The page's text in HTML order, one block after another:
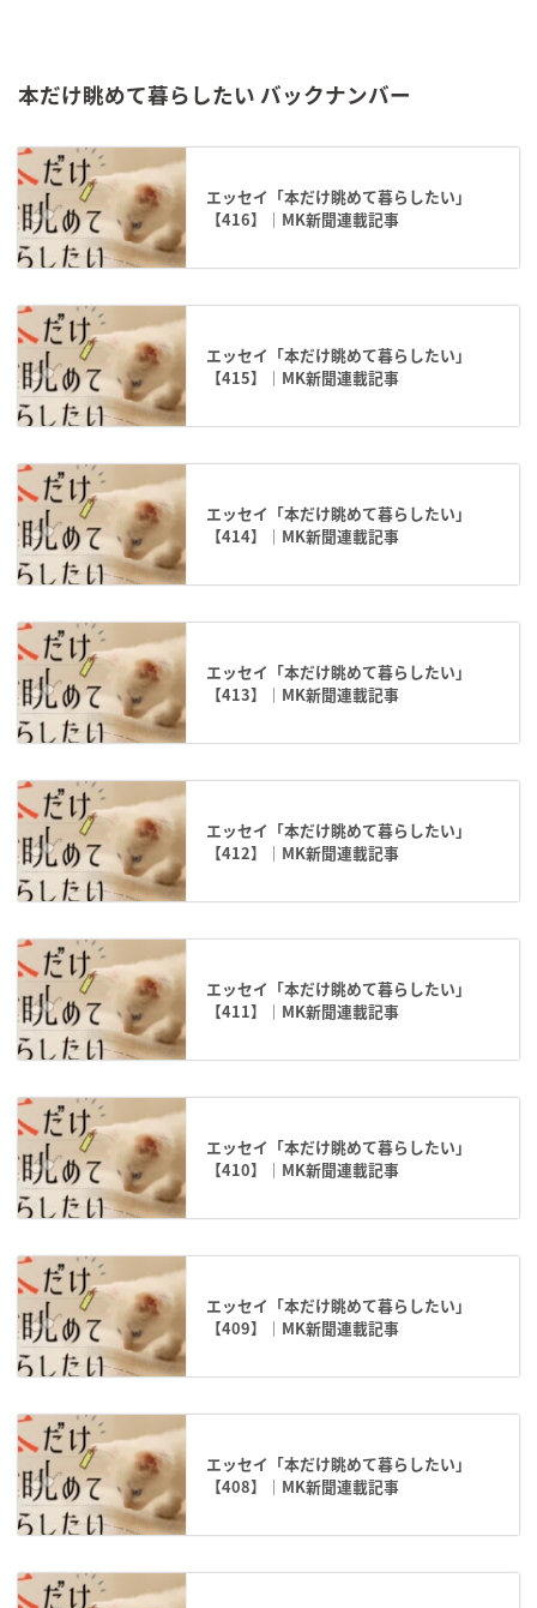
本だけ眺めて暮らしたい バックナンバー
エッセイ「本だけ眺めて暮らしたい」
【416】｜MK新聞連載記事
エッセイ「本だけ眺めて暮らしたい」
【415】｜MK新聞連載記事
エッセイ「本だけ眺めて暮らしたい」
【414】｜MK新聞連載記事
エッセイ「本だけ眺めて暮らしたい」
【413】｜MK新聞連載記事
エッセイ「本だけ眺めて暮らしたい」
【412】｜MK新聞連載記事
エッセイ「本だけ眺めて暮らしたい」
【411】｜MK新聞連載記事
エッセイ「本だけ眺めて暮らしたい」
【410】｜MK新聞連載記事
エッセイ「本だけ眺めて暮らしたい」
【409】｜MK新聞連載記事
エッセイ「本だけ眺めて暮らしたい」
【408】｜MK新聞連載記事